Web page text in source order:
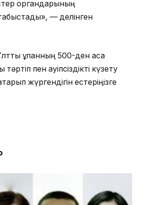
органдарының
— делінген
ұланның 500-ден аса
пен қауіпсіздікті күзету
жүргендігін естеріңізге